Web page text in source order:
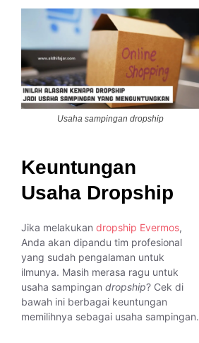
Usaha sampingan dropship
Keuntungan
Usaha Dropship
Jika melakukan dropship Evermos,
Anda akan dipandu tim profesional
yang sudah pengalaman untuk
ilmunya. Masih merasa ragu untuk
usaha sampingan dropship? Cek di
bawah ini berbagai keuntungan
memilihnya sebagai usaha sampingan.